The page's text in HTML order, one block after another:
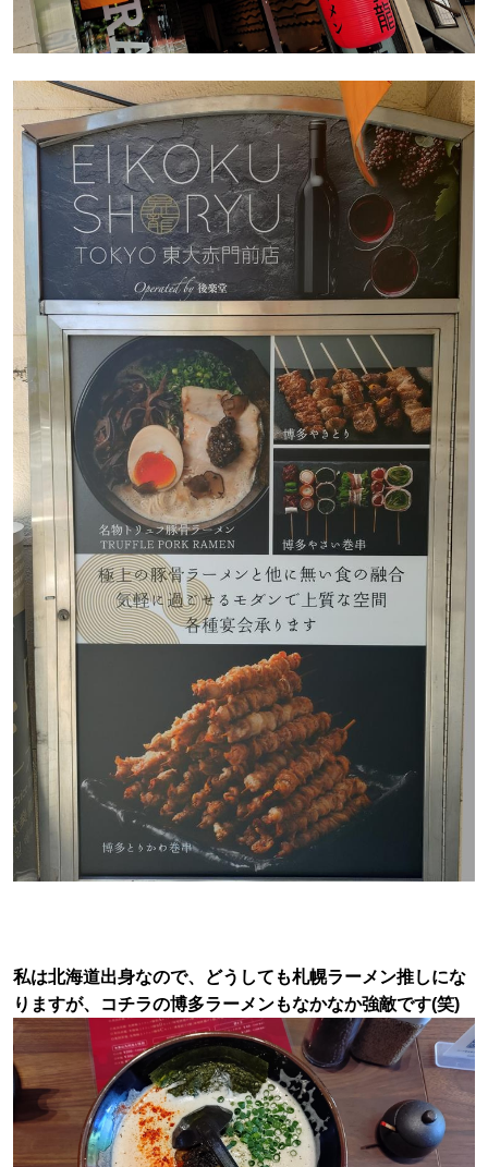
私は北海道出身なので、どうしても札幌ラーメン推しにな
りますが、コチラの博多ラーメンもなかなか強敵です(笑)